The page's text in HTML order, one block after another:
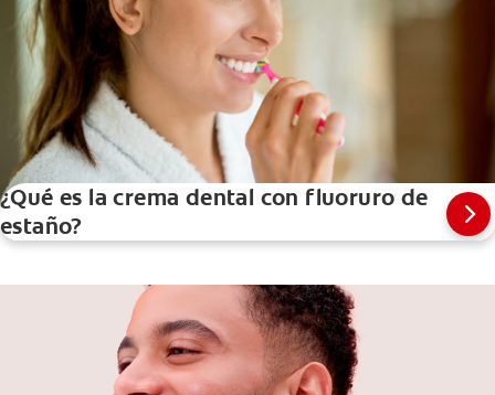
¿Qué es la crema dental con fluoruro de
estaño?